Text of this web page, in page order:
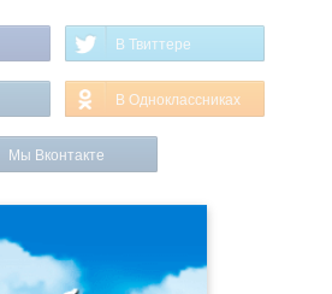
В Твиттере
В Одноклассниках
Мы Вконтакте